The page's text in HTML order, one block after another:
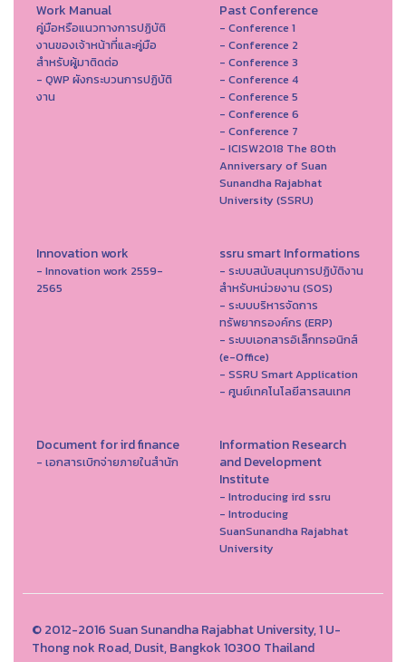
Work Manual
คู่มือหรือแนวทางการปฏิบัติ
งานของเจ้าหน้าที่และคู่มือ
สำหรับผู้มาติดต่อ
- QWP ผังกระบวนการปฏิบัติ
งาน
Past Conference
- Conference 1
- Conference 2
- Conference 3
- Conference 4
- Conference 5
- Conference 6
- Conference 7
- ICISW2018 The 80th
Anniversary of Suan
Sunandha Rajabhat
University (SSRU)
Innovation work
- Innovation work 2559-
2565
ssru smart Informations
- ระบบสนับสนุนการปฏิบัติงาน
สำหรับหน่วยงาน (SOS)
- ระบบบริหารจัดการ
ทรัพยากรองค์กร (ERP)
- ระบบเอกสารอิเล็กทรอนิกส์
(e-Office)
- SSRU Smart Application
- ศูนย์เทคโนโลยีสารสนเทศ
Document for ird finance
- เอกสารเบิกจ่ายภายในสำนัก
Information Research
and Development
Institute
- Introducing ird ssru
- Introducing
SuanSunandha Rajabhat
University
© 2012-2016 Suan Sunandha Rajabhat University, 1 U-
Thong nok Road, Dusit, Bangkok 10300 Thailand